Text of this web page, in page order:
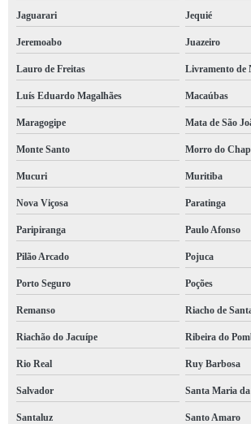
empresa de treinamento nr 11 orçamento Federação
orçamento de empresa de treinamento nr 12 Baixa de Quintas
empresa de treinamento nr 18 Ondina
empresa de treinamento nr 06 preços Juazeiro
orçamento de empresa de treinamento nr 35 trabalho em altura
orçamento de empresa de treinamento nr 32 Pelourinho
empresa de treinamento nr 06 preços Caetité
empresa de treinamento nr 33 orçamento Arraial do Retiro
encontrar empresa de treinamento nr 35 trabalho em altura
empresa de treinamento nr 20 orçamento Plataforma
empresa de treinamento nr 35 Conceição do Coité
empresa de treinamento nr 13 orçamento Ribeira do Pombal
Jaguarari Jequié
Jeremoabo Juazeiro
Lauro de Freitas Livramento de
Luís Eduardo Magalhães Macaúbas
Maragogipe Mata de São
Monte Santo Morro do
Mucuri Muritiba
Nova Viçosa Paratinga
Paripiranga Paulo Afonso
Pilão Arcado Pojuca
Porto Seguro Poções
Remanso Riacho de
Riachão do Jacuípe Ribeira do
Rio Real Ruy Barbosa
Salvador Santa Maria
Santaluz Santo Amaro